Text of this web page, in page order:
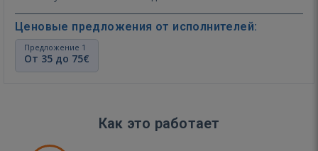
Ценовые предложения от исполнителей:
Предложение 1
От 35 до 75€
Как это работает